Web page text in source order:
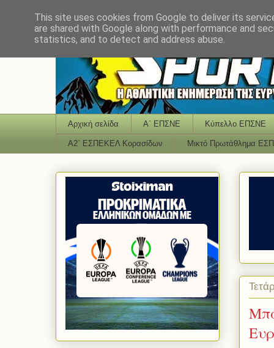
Αρχική σελίδα Α΄ ΕΠΣΝΕ Κύπελλο ΕΠΣΝΕ
Α2΄ ΕΣΠΕΚΕΛ Κορασίδων Μικτό Πρωτάθλημα
This site uses cookies from Google to deliver its
are shared with Google along with performance and
statistics, and to detect and address abuse.